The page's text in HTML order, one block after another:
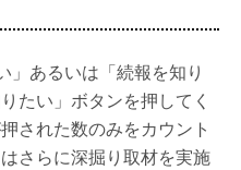
」あるいは「続報を知り
たい」ボタンを押してく
された数のみをカウント
さらに深掘り取材を実施